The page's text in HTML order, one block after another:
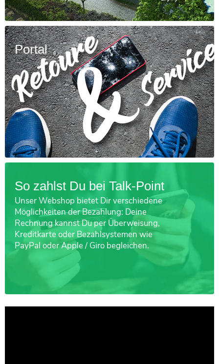
Portal
So zahlst Du bei Talk-Point
Unser Webshop bietet Dir verschiedene
Möglichkeiten der Bezahlung: Deine
Rechnung kannst Du per Überweisung,
Kreditkarte oder Bezahlsystemen wie
PayPal oder Apple / Giro begleichen.